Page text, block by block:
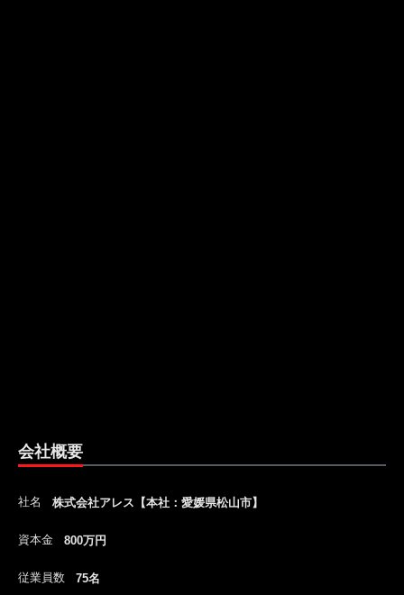
会社概要
社名 株式会社アレス【本社：愛媛県松山市】
資本金 800万円
従業員数 75名